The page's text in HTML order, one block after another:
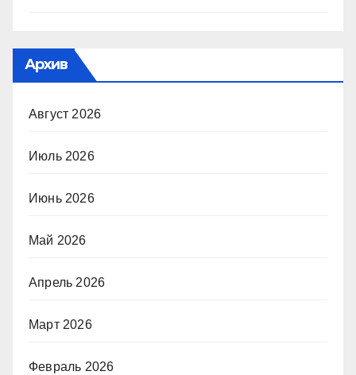
Архив
Август 2026
Июль 2026
Июнь 2026
Май 2026
Апрель 2026
Март 2026
Февраль 2026